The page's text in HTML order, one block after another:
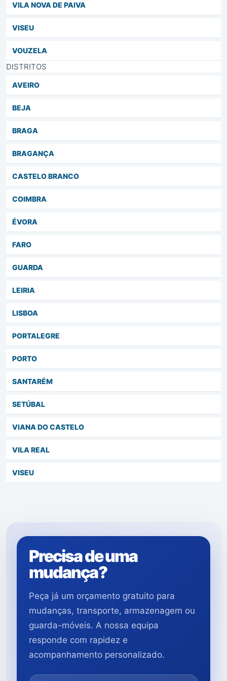
VILA NOVA DE PAIVA
VISEU
VOUZELA
DISTRITOS
AVEIRO
BEJA
BRAGA
BRAGANÇA
CASTELO BRANCO
COIMBRA
ÉVORA
FARO
GUARDA
LEIRIA
LISBOA
PORTALEGRE
PORTO
SANTARÉM
SETÚBAL
VIANA DO CASTELO
VILA REAL
VISEU
Precisa de uma
mudança?
Peça já um orçamento gratuito para
mudanças, transporte, armazenagem ou
guarda-móveis. A nossa equipa
responde com rapidez e
acompanhamento personalizado.